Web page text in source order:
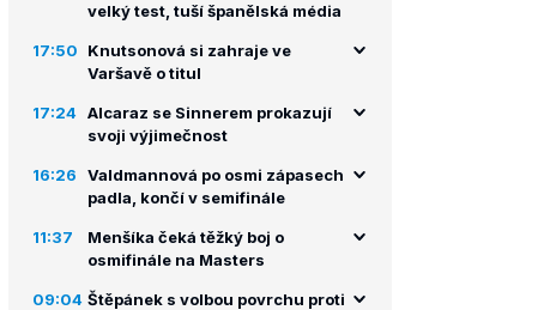
velký test, tuší španělská média
17:50
Knutsonová si zahraje ve
Varšavě o titul
17:24 Alcaraz se Sinnerem prokazují
svoji výjimečnost
16:26
Valdmannová po osmi zápasech
padla, končí v semifinále
11:37
Menšíka čeká těžký boj o
osmifinále na Masters
09:04 Štěpánek s volbou povrchu proti